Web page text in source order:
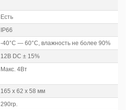
Есть
IP66
-40°С — 60°С, влажность не более 90%
12В DC ± 15%
Макс. 4Вт
165 х 62 х 58 мм
290гр.